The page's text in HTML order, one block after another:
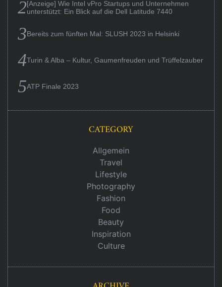
[Anzeige] Wie Intel vPro Startups und Unternehmen
unterstützt: Ein Blick auf die Dell Latitude 7440
Bereits zum fünften Mal: SLUSH 2023 in Helsinki
Turin & Alba – Kultur, Gaumenfreuden und Trüffelzauber
ATP Finale 2023
CATEGORY
Allgemein
Travel
Lifestyle
Photography
Fashion
Food
Beauty
Inspiration
Culture